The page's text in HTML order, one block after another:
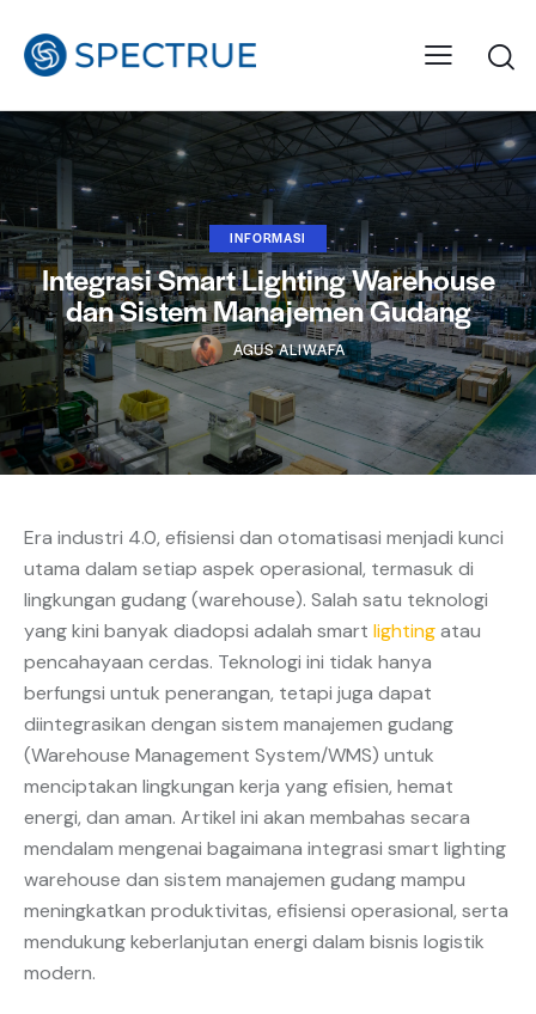
INFORMASI
Integrasi Smart Lighting Warehouse
dan Sistem Manajemen Gudang
AGUS ALIWAFA
Era industri 4.0, efisiensi dan otomatisasi menjadi kunci
utama dalam setiap aspek operasional, termasuk di
lingkungan gudang (warehouse). Salah satu teknologi
yang kini banyak diadopsi adalah smart lightingatau
pencahayaan cerdas. Teknologi ini tidak hanya
berfungsi untuk penerangan, tetapi juga dapat
diintegrasikan dengan sistem manajemen gudang
(Warehouse Management System/WMS) untuk
menciptakan lingkungan kerja yang efisien, hemat
energi, dan aman. Artikel ini akan membahas secara
mendalam mengenai bagaimana integrasi smart lighting
warehouse dan sistem manajemen gudang mampu
meningkatkan produktivitas, efisiensi operasional, serta
mendukung keberlanjutan energi dalam bisnis logistik
modern.